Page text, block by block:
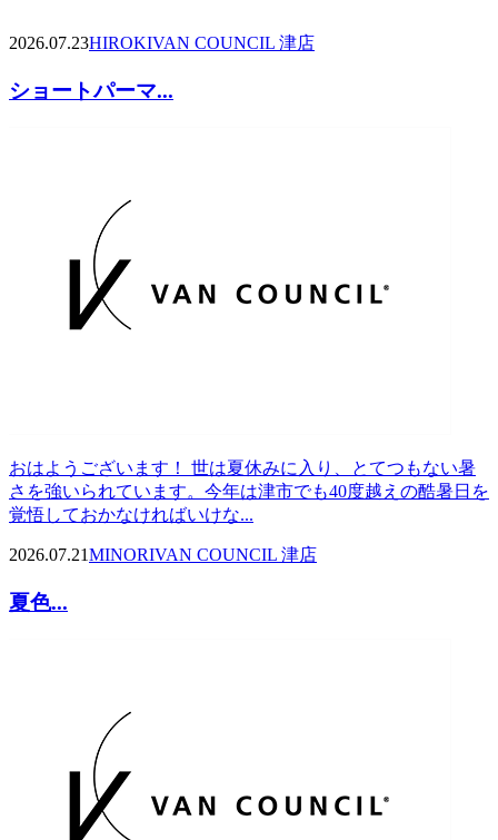
2026.07.23HIROKIVAN COUNCIL 津店
ショートパーマ...
おはようございます！ 世は夏休みに入り、とてつもない暑
さを強いられています。今年は津市でも40度越えの酷暑日を
覚悟しておかなければいけな...
2026.07.21MINORIVAN COUNCIL 津店
夏色...